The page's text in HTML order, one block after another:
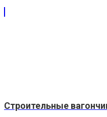
Строительные